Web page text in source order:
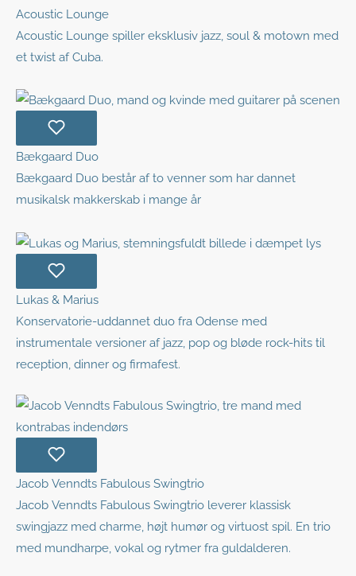
Acoustic Lounge
Acoustic Lounge spiller eksklusiv jazz, soul & motown med
et twist af Cuba.
Bækgaard Duo
Bækgaard Duo består af to venner som har dannet
musikalsk makkerskab i mange år
Lukas & Marius
Konservatorie-uddannet duo fra Odense med
instrumentale versioner af jazz, pop og bløde rock-hits til
reception, dinner og firmafest.
Jacob Venndts Fabulous Swingtrio
Jacob Venndts Fabulous Swingtrio leverer klassisk
swingjazz med charme, højt humør og virtuost spil. En trio
med mundharpe, vokal og rytmer fra guldalderen.